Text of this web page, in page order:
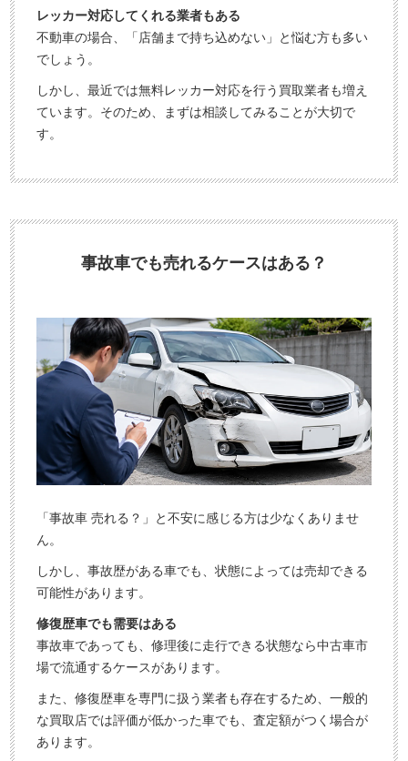
レッカー対応してくれる業者もある
不動車の場合、「店舗まで持ち込めない」と悩む方も多い
でしょう。
しかし、最近では無料レッカー対応を行う買取業者も増え
ています。そのため、まずは相談してみることが大切で
す。
事故車でも売れるケースはある？
「事故車 売れる？」と不安に感じる方は少なくありませ
ん。
しかし、事故歴がある車でも、状態によっては売却できる
可能性があります。
修復歴車でも需要はある
事故車であっても、修理後に走行できる状態なら中古車市
場で流通するケースがあります。
また、修復歴車を専門に扱う業者も存在するため、一般的
な買取店では評価が低かった車でも、査定額がつく場合が
あります。